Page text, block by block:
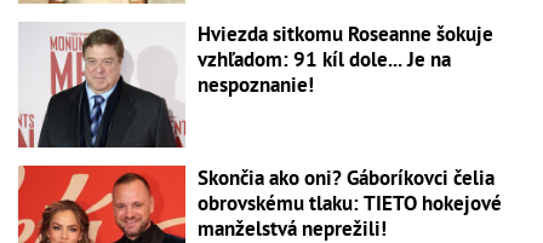
Hviezda sitkomu Roseanne šokuje
vzhľadom: 91 kíl dole... Je na
nespoznanie!
Skončia ako oni? Gáboríkovci čelia
obrovskému tlaku: TIETO hokejové
manželstvá neprežili!